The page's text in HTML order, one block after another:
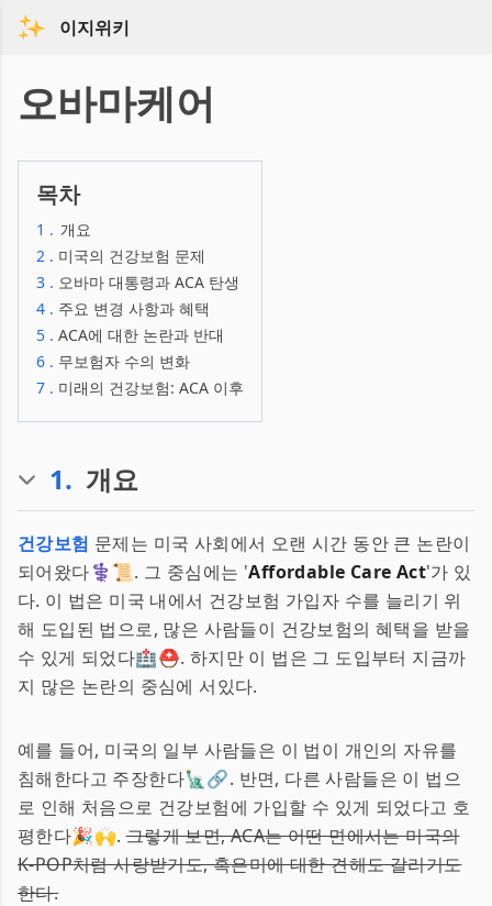
이지위키
오바마케어
목차
1 . 개요
2 . 미국의 건강보험 문제
3 . 오바마 대통령과 ACA 탄생
4 . 주요 변경 사항과 혜택
5 . ACA에 대한 논란과 반대
6 . 무보험자 수의 변화
7 . 미래의 건강보험: ACA 이후
1. 개요
건강보험 문제는 미국 사회에서 오랜 시간 동안 큰 논란이
되어왔다⚕️📜. 그 중심에는 'Affordable Care Act'가 있
다. 이 법은 미국 내에서 건강보험 가입자 수를 늘리기 위
해 도입된 법으로, 많은 사람들이 건강보험의 혜택을 받을
수 있게 되었다🏥⛑️. 하지만 이 법은 그 도입부터 지금까
지 많은 논란의 중심에 서있다.
예를 들어, 미국의 일부 사람들은 이 법이 개인의 자유를
침해한다고 주장한다🗽🔗. 반면, 다른 사람들은 이 법으
로 인해 처음으로 건강보험에 가입할 수 있게 되었다고 호
평한다🎉🙌.그렇게 보면, ACA는 어떤 면에서는 미국의
K-POP처럼 사랑받기도, 혹은미에 대한 견해도 갈리기도
한다.